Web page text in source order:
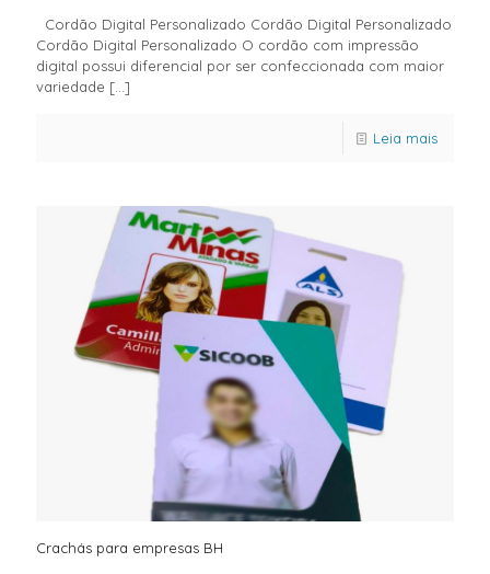
Cordão Digital Personalizado Cordão Digital Personalizado
Cordão Digital Personalizado O cordão com impressão
digital possui diferencial por ser confeccionada com maior
variedade […]
Leia mais
Crachás para empresas BH